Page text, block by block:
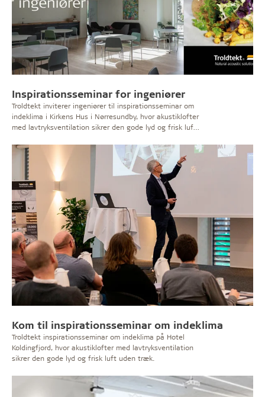
Inspirationsseminar for ingeniører
Troldtekt inviterer ingeniører til inspirationsseminar om
indeklima i Kirkens Hus i Nørresundby, hvor akustiklofter
med lavtryksventilation sikrer den gode lyd og frisk luft
Kom til inspirationsseminar om indeklima
Troldtekt inspirationsseminar om indeklima på Hotel
Koldingfjord, hvor akustiklofter med lavtryksventilation
sikrer den gode lyd og frisk luft uden træk.